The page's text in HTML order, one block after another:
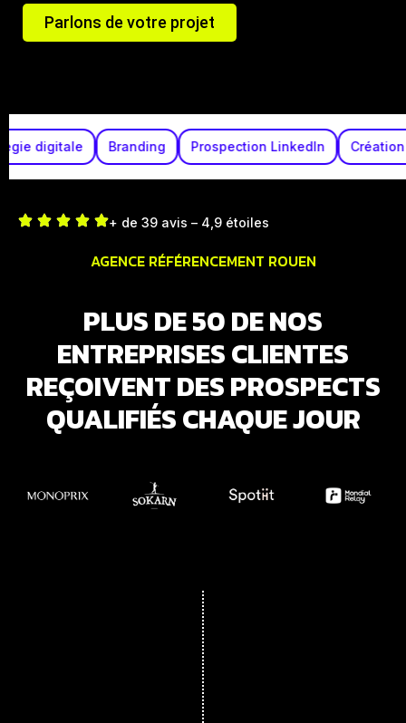
Parlons de votre projet
Stratégie digitale Branding Prospection LinkedIn
+ de 39 avis – 4,9 étoiles
AGENCE RÉFÉRENCEMENT ROUEN
PLUS DE 50 DE NOS
ENTREPRISES CLIENTES
REÇOIVENT DES PROSPECTS
QUALIFIÉS CHAQUE JOUR